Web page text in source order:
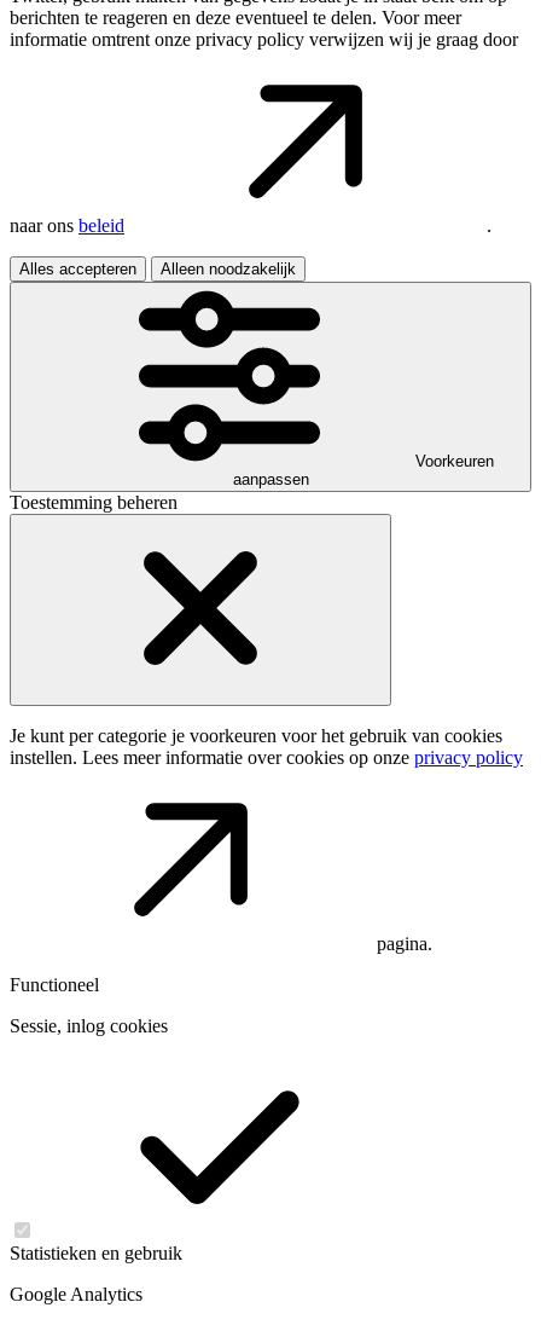
berichten te reageren en deze eventueel te delen. Voor meer
informatie omtrent onze privacy policy verwijzen wij je graag door
naar ons beleid .
Alles accepteren Alleen noodzakelijk
Voorkeuren
aanpassen
Toestemming beheren
Je kunt per categorie je voorkeuren voor het gebruik van cookies
instellen. Lees meer informatie over cookies op onze privacy policy
pagina.
Functioneel
Sessie, inlog cookies
Statistieken en gebruik
Google Analytics